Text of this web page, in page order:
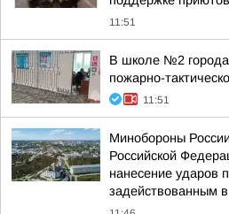
11:51
В школе №2
пожарно-
11:51
Минобороны
Российской
нанесение ударов
задействованным